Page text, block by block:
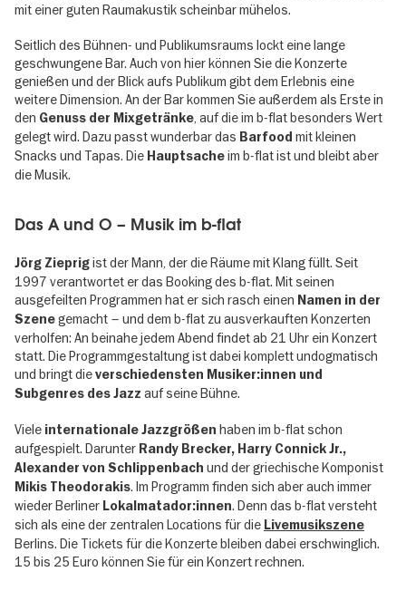
mit einer guten Raumakustik scheinbar mühelos.
Seitlich des Bühnen- und Publikumsraums lockt eine lange
geschwungene Bar. Auch von hier können Sie die Konzerte
genießen und der Blick aufs Publikum gibt dem Erlebnis eine
weitere Dimension. An der Bar kommen Sie außerdem als Erste in
den Genuss der Mixgetränke, auf die im b-flat besonders Wert
gelegt wird. Dazu passt wunderbar das Barfood mit kleinen
Snacks und Tapas. Die Hauptsacheim b-flat ist und bleibt aber
die Musik.
Das A und O – Musik im b-flat
Jörg Zieprigist der Mann, der die Räume mit Klang füllt. Seit
1997 verantwortet er das Booking des b-flat. Mit seinen
ausgefeilten Programmen hat er sich rasch einen Namen in der
Szenegemacht – und dem b-flat zu ausverkauften Konzerten
verholfen: An beinahe jedem Abend findet ab 21 Uhr ein Konzert
statt. Die Programmgestaltung ist dabei komplett undogmatisch
und bringt dieverschiedensten Musiker:innen und
Subgenres des Jazz auf seine Bühne.
Viele internationale Jazzgrößen haben im b-flat schon
aufgespielt. Darunter Randy Brecker, Harry Connick Jr.,
Alexander von Schlippenbach und der griechische Komponist
Mikis Theodorakis. Im Programm finden sich aber auch immer
wieder Berliner Lokalmatador:innen. Denn das b-flat versteht
sich als eine der zentralen Locations für die Livemusikszene
Berlins. Die Tickets für die Konzerte bleiben dabei erschwinglich.
15 bis 25 Euro können Sie für ein Konzert rechnen.